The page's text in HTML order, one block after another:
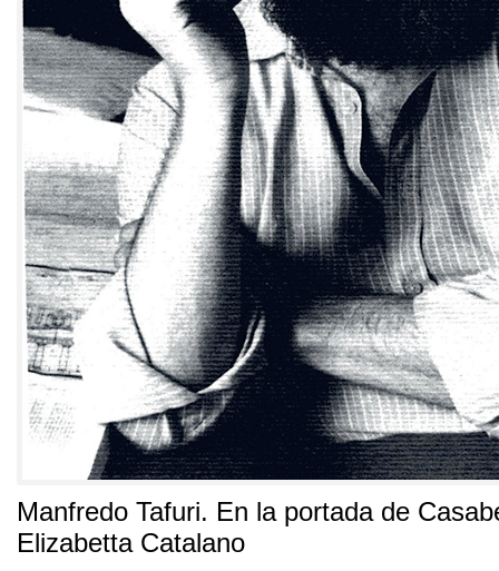
Manfredo Tafuri. En la portada de
Elizabetta Catalano